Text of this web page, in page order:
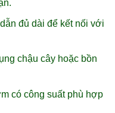
đủ dài để kết nối với
chậu cây hoặc bồn
có công suất phù hợp